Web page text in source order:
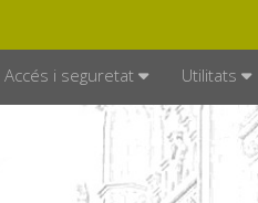
Accés i seguretat Utilitats